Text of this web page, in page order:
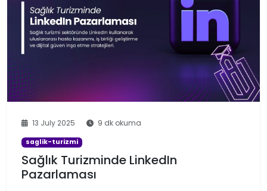
13 July 2025 9 dk okuma
saglik-turizmi
Sağlık Turizminde LinkedIn
Pazarlaması